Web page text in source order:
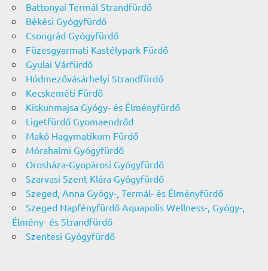
Battonyai Termál Strandfürdő
Békési Gyógyfürdő
Csongrád Gyógyfürdő
Füzesgyarmati Kastélypark Fürdő
Gyulai Várfürdő
Hódmezővásárhelyi Strandfürdő
Kecskeméti Fürdő
Kiskunmajsa Gyógy- és Élményfürdő
Ligetfürdő Gyomaendrőd
Makó Hagymatikum Fürdő
Mórahalmi Gyógyfürdő
Orosháza-Gyopárosi Gyógyfürdő
Szarvasi Szent Klára Gyógyfürdő
Szeged, Anna Gyógy-, Termál- és Élményfürdő
Szeged Napfényfürdő Aquapolis Wellness-, Gyógy-,
Élmény- és Strandfürdő
Szentesi Gyógyfürdő